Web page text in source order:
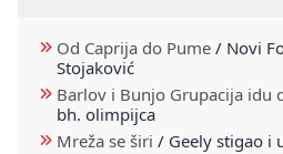
Od Caprija do Pume / Novi
Stojaković
Barlov i Bunjo Grupacija idu
bh. olimpijca
Mreža se širi / Geely stigao i